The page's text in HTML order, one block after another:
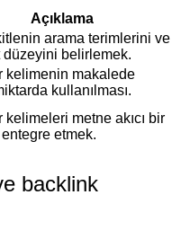
Açıklama
arama terimlerini ve
düzeyini belirlemek.
kelimenin makalede
kullanılması.
kelimeleri metne akıcı bir
etmek.
backlink